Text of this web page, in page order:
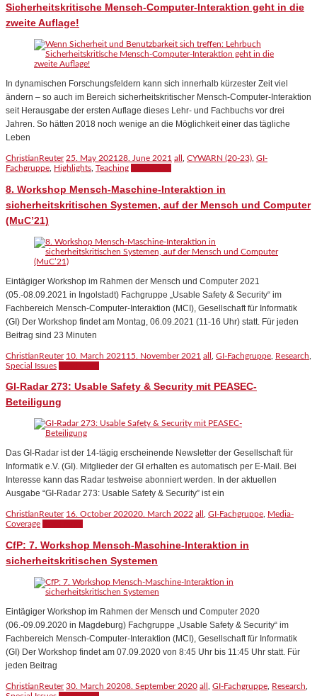
Sicherheitskritische Mensch-Computer-Interaktion geht in die
zweite Auflage!
In dynamischen Forschungsfeldern kann sich innerhalb kürzester Zeit viel
ändern – so auch im Bereich sicherheitskritischer Mensch-Computer-Interaktion
seit Herausgabe der ersten Auflage dieses Lehr- und Fachbuchs vor drei
Jahren. So hätten 2018 noch wenige an die Möglichkeit einer das tägliche
Leben
ChristianReuter 25. May 2021 28. June 2021 all CYWARN (20-23) GI-
Fachgruppe Highlights Teaching
8. Workshop Mensch-Maschine-Interaktion in
sicherheitskritischen Systemen, auf der Mensch und Computer
(MuC’21)
Eintägiger Workshop im Rahmen der Mensch und Computer 2021
(05.-08.09.2021 in Ingolstadt) Fachgruppe „Usable Safety & Security“ im
Fachbereich Mensch-Computer-Interaktion (MCI), Gesellschaft für Informatik
(GI) Der Workshop findet am Montag, 06.09.2021 (11-16 Uhr) statt. Für jeden
Beitrag sind 23 Minuten
ChristianReuter 10. March 2021 15. November 2021 all GI-Fachgruppe Research
Special Issues
GI-Radar 273: Usable Safety & Security mit PEASEC-
Beteiligung
Das GI-Radar ist der 14-tägig erscheinende Newsletter der Gesellschaft für
Informatik e.V. (GI). Mitglieder der GI erhalten es automatisch per E-Mail. Bei
Interesse kann das Radar testweise abonniert werden. In der aktuellen
Ausgabe “GI-Radar 273: Usable Safety & Security” ist ein
ChristianReuter 16. October 202020. March 2022 all GI-Fachgruppe Media-
Coverage
CfP: 7. Workshop Mensch-Maschine-Interaktion in
sicherheitskritischen Systemen
Eintägiger Workshop im Rahmen der Mensch und Computer 2020
(06.-09.09.2020 in Magdeburg) Fachgruppe „Usable Safety & Security“ im
Fachbereich Mensch-Computer-Interaktion (MCI), Gesellschaft für Informatik
(GI) Der Workshop findet am 07.09.2020 von 8:45 Uhr bis 11:45 Uhr statt. Für
jeden Beitrag
ChristianReuter 30. March 20208. September 2020 all GI-Fachgruppe Research